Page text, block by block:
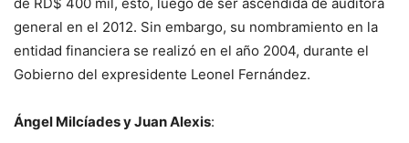
general en el 2012. Sin embargo, su nombramiento en la
entidad financiera se realizó en el año 2004, durante el
Gobierno del expresidente Leonel Fernández.
Ángel Milcíades y Juan Alexis: